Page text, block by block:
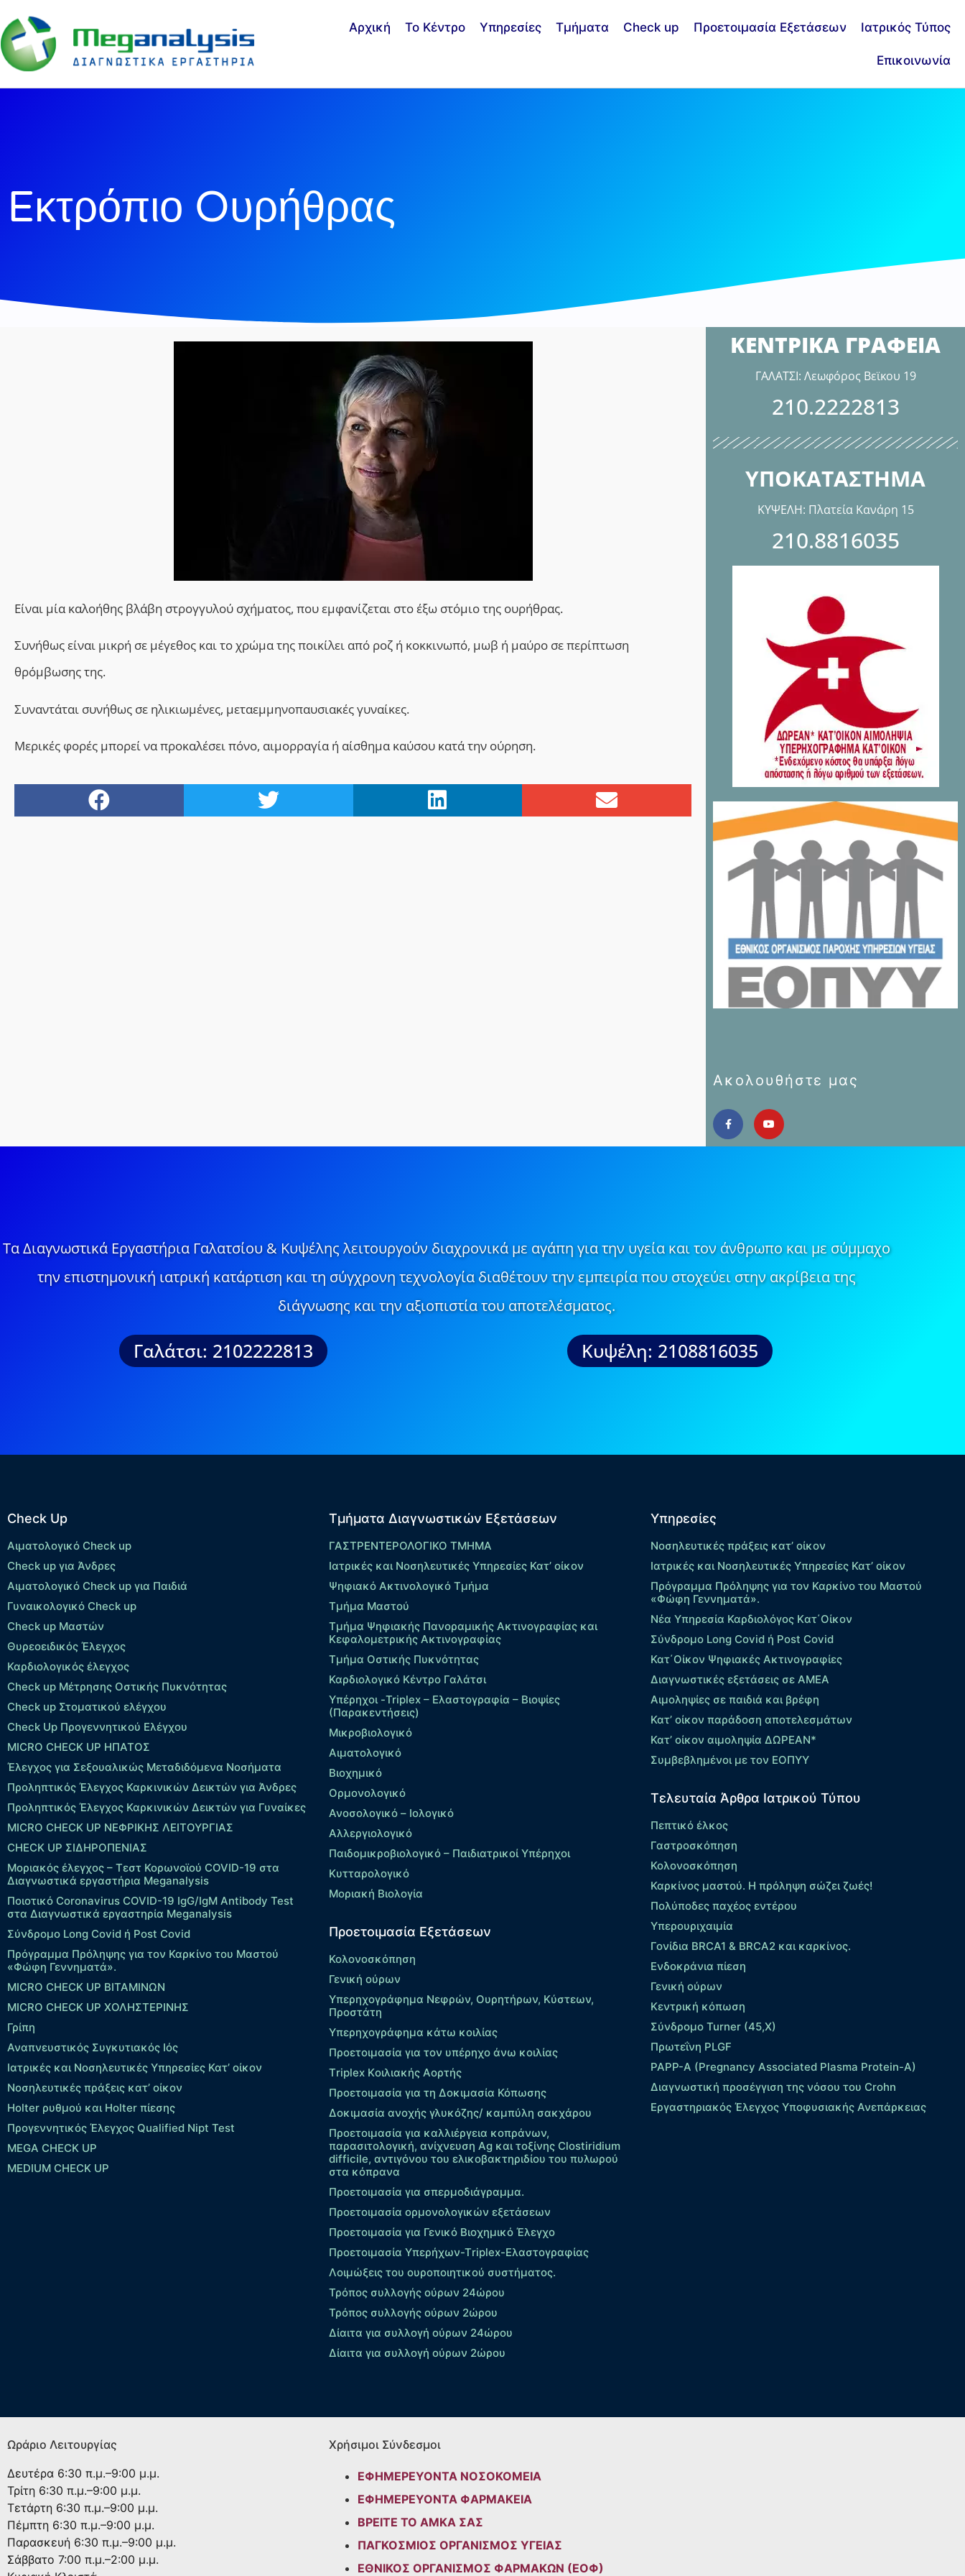
Αρχική Το Κέντρο Υπηρεσίες Τμήματα Check up Προετοιμασία Εξετάσεων Ιατρικός Τύπος
Επικοινωνία
Eκτρόπιο Oυρήθρας
Είναι μία καλοήθης βλάβη στρογγυλού σχήματος, που εμφανίζεται στο έξω στόμιο της ουρήθρας.
Συνήθως είναι μικρή σε μέγεθος και το χρώμα της ποικίλει από ροζ ή κοκκινωπό, μωβ ή μαύρο σε περίπτωση
θρόμβωσης της.
Συναντάται συνήθως σε ηλικιωμένες, μεταεμμηνοπαυσιακές γυναίκες.
Μερικές φορές μπορεί να προκαλέσει πόνο, αιμορραγία ή αίσθημα καύσου κατά την ούρηση.
ΚΕΝΤΡΙΚΑ ΓΡΑΦΕΙΑ
ΓΑΛΑΤΣΙ: Λεωφόρος Βεϊκου 19
210.2222813
ΥΠΟΚΑΤΑΣΤΗΜΑ
ΚΥΨΕΛΗ: Πλατεία Κανάρη 15
210.8816035
Ακολουθήστε μας
Τα Διαγνωστικά Εργαστήρια Γαλατσίου & Κυψέλης λειτουργούν διαχρονικά με αγάπη για την υγεία και τον άνθρωπο και με σύμμαχο
την επιστημονική ιατρική κατάρτιση και τη σύγχρονη τεχνολογία διαθέτουν την εμπειρία που στοχεύει στην ακρίβεια της
διάγνωσης και την αξιοπιστία του αποτελέσματος.
Γαλάτσι: 2102222813 Κυψέλη: 2108816035
Check Up
Αιματολογικό Check up
Check up για Άνδρες
Αιματολογικό Check up για Παιδιά
Γυναικολογικό Check up
Check up Μαστών
Θυρεοειδικός Έλεγχος
Καρδιολογικός έλεγχος
Check up Mέτρησης Οστικής Πυκνότητας
Check up Στοματικού ελέγχου
Check Up Προγεννητικού Ελέγχου
MICRO CHECK UP HΠΑΤΟΣ
Έλεγχος για Σεξουαλικώς Μεταδιδόμενα Νοσήματα
Προληπτικός Έλεγχος Καρκινικών Δεικτών για Άνδρες
Προληπτικός Έλεγχος Καρκινικών Δεικτών για Γυναίκες
MICRO CHECK UP ΝΕΦΡΙΚΗΣ ΛΕΙΤΟΥΡΓΙΑΣ
CHECK UP ΣΙΔΗΡΟΠΕΝΙΑΣ
Μοριακός έλεγχος – Τεστ Κορωνοϊού COVID-19 στα
Διαγνωστικά εργαστήρια Meganalysis
Ποιοτικό Coronavirus COVID-19 IgG/IgM Antibody Test
στα Διαγνωστικά εργαστηρία Meganalysis
Σύνδρομο Long Covid ή Post Covid
Πρόγραμμα Πρόληψης για τον Καρκίνο του Μαστού
«Φώφη Γεννηματά».
MICRO CHECK UP ΒΙΤΑΜΙΝΩΝ
MICRO CHECK UP ΧΟΛΗΣΤΕΡΙΝΗΣ
Γρίπη
Αναπνευστικός Συγκυτιακός Ιός
Ιατρικές και Νοσηλευτικές Υπηρεσίες Κατ’ οίκον
Νοσηλευτικές πράξεις κατ’ οίκον
Holter ρυθμού και Holter πίεσης
Προγεννητικός Έλεγχος Qualified Nipt Test
MEGA CHECK UP
MEDIUM CHECK UP
Τμήματα Διαγνωστικών Εξετάσεων
ΓΑΣΤΡΕΝΤΕΡΟΛΟΓΙΚΟ ΤΜΗΜΑ
Ιατρικές και Νοσηλευτικές Υπηρεσίες Κατ’ οίκον
Ψηφιακό Ακτινολογικό Τμήμα
Τμήμα Μαστού
Τμήμα Ψηφιακής Πανοραμικής Ακτινογραφίας και
Κεφαλομετρικής Ακτινογραφίας
Τμήμα Οστικής Πυκνότητας
Καρδιολογικό Κέντρο Γαλάτσι
Υπέρηχοι -Triplex – Eλαστογραφία – Βιοψίες
(Παρακεντήσεις)
Μικροβιολογικό
Αιματολογικό
Βιοχημικό
Ορμονολογικό
Ανοσολογικό – Ιολογικό
Αλλεργιολογικό
Παιδομικροβιολογικό – Παιδιατρικοί Υπέρηχοι
Κυτταρολογικό
Μοριακή Βιολογία
Προετοιμασία Εξετάσεων
Κολονοσκόπηση
Γενική ούρων
Υπερηχογράφημα Νεφρών, Ουρητήρων, Κύστεων,
Προστάτη
Υπερηχογράφημα κάτω κοιλίας
Προετοιμασία για τον υπέρηχο άνω κοιλίας
Τriplex Kοιλιακής Αορτής
Προετοιμασία για τη Δοκιμασία Κόπωσης
Δοκιμασία ανοχής γλυκόζης/ καμπύλη σακχάρου
Προετοιμασία για καλλιέργεια κοπράνων,
παρασιτολογική, ανίχνευση Ag και τοξίνης Clostiridium
difficile, αντιγόνου του ελικοβακτηριδίου του πυλωρού
στα κόπρανα
Προετοιμασία για σπερμοδιάγραμμα.
Προετοιμασία ορμονολογικών εξετάσεων
Προετοιμασία για Γενικό Βιοχημικό Έλεγχο
Προετοιμασία Υπερήχων-Τriplex-Ελαστογραφίας
Λοιμώξεις του ουροποιητικού συστήματος.
Τρόπος συλλογής ούρων 24ώρου
Τρόπος συλλογής ούρων 2ώρου
Δίαιτα για συλλογή ούρων 24ώρου
Δίαιτα για συλλογή ούρων 2ώρου
Υπηρεσίες
Νοσηλευτικές πράξεις κατ’ οίκον
Ιατρικές και Νοσηλευτικές Υπηρεσίες Κατ’ οίκον
Πρόγραμμα Πρόληψης για τον Καρκίνο του Μαστού
«Φώφη Γεννηματά».
Νέα Υπηρεσία Καρδιολόγος Kατ΄Οίκον
Σύνδρομο Long Covid ή Post Covid
Κατ΄Οίκον Ψηφιακές Ακτινογραφίες
Διαγνωστικές εξετάσεις σε ΑΜΕΑ
Αιμοληψίες σε παιδιά και βρέφη
Κατ’ οίκον παράδοση αποτελεσμάτων
Κατ’ οίκον αιμοληψία ΔΩΡΕΑΝ*
Συμβεβλημένοι με τον ΕΟΠΥΥ
Τελευταία Άρθρα Ιατρικού Τύπου
Πεπτικό έλκος
Γαστροσκόπηση
Κολονοσκόπηση
Καρκίνος μαστού. Η πρόληψη σώζει ζωές!
Πολύποδες παχέος εντέρου
Yπερουριχαιμία
Γονίδια BRCA1 & BRCA2 και καρκίνος.
Ενδοκράνια πίεση
Γενική ούρων
Κεντρική κόπωση
Σύνδρομο Turner (45,X)
Πρωτεΐνη PLGF
PAPP-A (Pregnancy Associated Plasma Protein-A)
Διαγνωστική προσέγγιση της νόσου του Crohn
Εργαστηριακός Έλεγχος Υποφυσιακής Ανεπάρκειας
Ωράριο Λειτουργίας
Δευτέρα 6:30 π.μ.–9:00 μ.μ.
Τρίτη 6:30 π.μ.–9:00 μ.μ.
Τετάρτη 6:30 π.μ.–9:00 μ.μ.
Πέμπτη 6:30 π.μ.–9:00 μ.μ.
Παρασκευή 6:30 π.μ.–9:00 μ.μ.
Σάββατο 7:00 π.μ.–2:00 μ.μ.
Χρήσιμοι Σύνδεσμοι
ΕΦΗΜΕΡΕΥΟΝΤΑ ΝΟΣΟΚΟΜΕΙΑ
ΕΦΗΜΕΡΕΥΟΝΤΑ ΦΑΡΜΑΚΕΙΑ
ΒΡΕΙΤΕ ΤΟ ΑΜΚΑ ΣΑΣ
ΠΑΓΚΟΣΜΙΟΣ ΟΡΓΑΝΙΣΜΟΣ ΥΓΕΙΑΣ
ΕΘΝΙΚΟΣ ΟΡΓΑΝΙΣΜΟΣ ΦΑΡΜΑΚΩΝ (ΕΟΦ)